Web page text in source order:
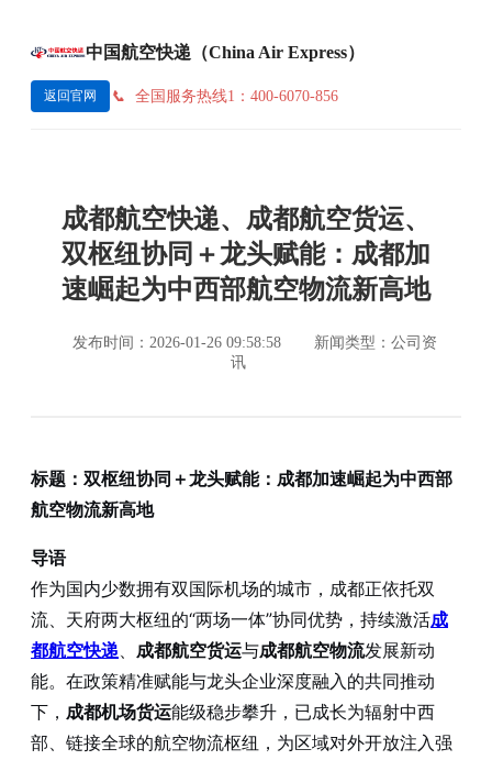
中国航空快递（China Air Express）
返回官网 全国服务热线1：400-6070-856
成都航空快递、成都航空货运、
双枢纽协同＋龙头赋能：成都加
速崛起为中西部航空物流新高地
发布时间：2026-01-26 09:58:58
新闻类型：公司资
讯
标题：双枢纽协同＋龙头赋能：成都加速崛起为中西部
航空物流新高地
导语
作为国内少数拥有双国际机场的城市，成都正依托双
流、天府两大枢纽的“两场一体”协同优势，持续激活成
都航空快递
成都航空货运与成都航空物流发展新动
能。在政策精准赋能与龙头企业深度融入的共同推动
下， 成都机场货运能级稳步攀升，已成长为辐射中西
部、链接全球的航空物流枢纽，为区域对外开放注入强